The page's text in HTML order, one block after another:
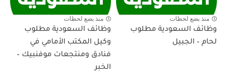
منذ بضع لحظات
وظائف السعودية مطلوب
لحام – الجبيل
منذ بضع لحظات
وظائف السعودية مطلوب
وكيل المكتب الأمامي في
فنادق ومنتجعات موفنبيك –
الخبر